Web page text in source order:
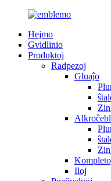
Hejmo
Gvidlinio
Produktoj
Radpezoj
Gluaĵo
Iloj